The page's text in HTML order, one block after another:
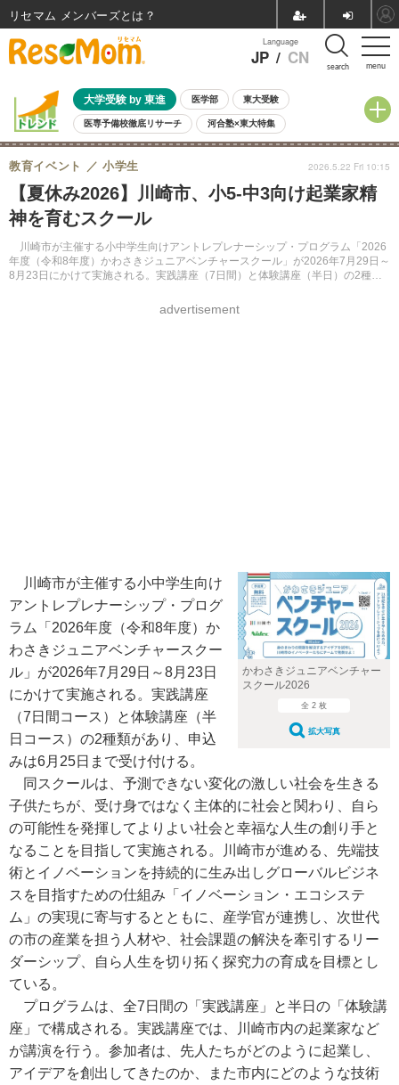
menu
Language
JP / CN search
大学受験 by 東進 医学部 東大受験
医専予備校徹底リサーチ 河合塾×東大特集
親子で考える大学選び 高校受験 中学受験 小学校受験
共通テスト 夏休み
8月開催イベント・WS 全国公立高校 過去問 人気記事
自由研究教材（小学生向け）
【夏休み2026】川崎市、小5-中3向け起業家精
神を育むスクール
川崎市が主催する小中学生向けアントレプレナーシップ・プログラム「2026
年度（令和8年度）かわさきジュニアベンチャースクール」が2026年7月29日～
8月23日にかけて実施される。実践講座（7日間）と体験講座（半日）の2種類
教育イベント 小学生
advertisement
2026.5.22 Fri 10:15
かわさきジュニアベンチャー
スクール2026
全 2 枚
拡大写真
川崎市が主催する小中学生向け
アントレプレナーシップ・プログ
ラム「2026年度（令和8年度）か
わさきジュニアベンチャースクー
ル」が2026年7月29日～8月23日
にかけて実施される。実践講座
（7日間コース）と体験講座（半
日コース）の2種類があり、申込
みは6月25日まで受け付ける。
同スクールは、予測できない変化の激しい社会を生きる
子供たちが、受け身ではなく主体的に社会と関わり、自ら
の可能性を発揮してよりよい社会と幸福な人生の創り手と
なることを目指して実施される。川崎市が進める、先端技
術とイノベーションを持続的に生み出しグローバルビジネ
スを目指すための仕組み「イノベーション・エコシステ
ム」の実現に寄与するとともに、産学官が連携し、次世代
の市の産業を担う人材や、社会課題の解決を牽引するリー
ダーシップ、自ら人生を切り拓く探究力の育成を目標とし
ている。
プログラムは、全7日間の「実践講座」と半日の「体験講
座」で構成される。実践講座では、川崎市内の起業家など
が講演を行う。参加者は、先人たちがどのように起業し、
アイデアを創出してきたのか、また市内にどのような技術
リセマム メンバーズ